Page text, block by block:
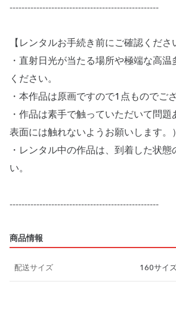
--------------------------------------------------
【レンタルお手続き前にご確認くださ
・直射日光が当たる場所や極端な高
ください。
・本作品は原画ですので1点ものでご
・作品は素手で触っていただいて問
表面には触れないようお願いします。）
・レンタル中の作品は、到着した状
い。
--------------------------------------------------
商品情報
配送サイズ 160サイ